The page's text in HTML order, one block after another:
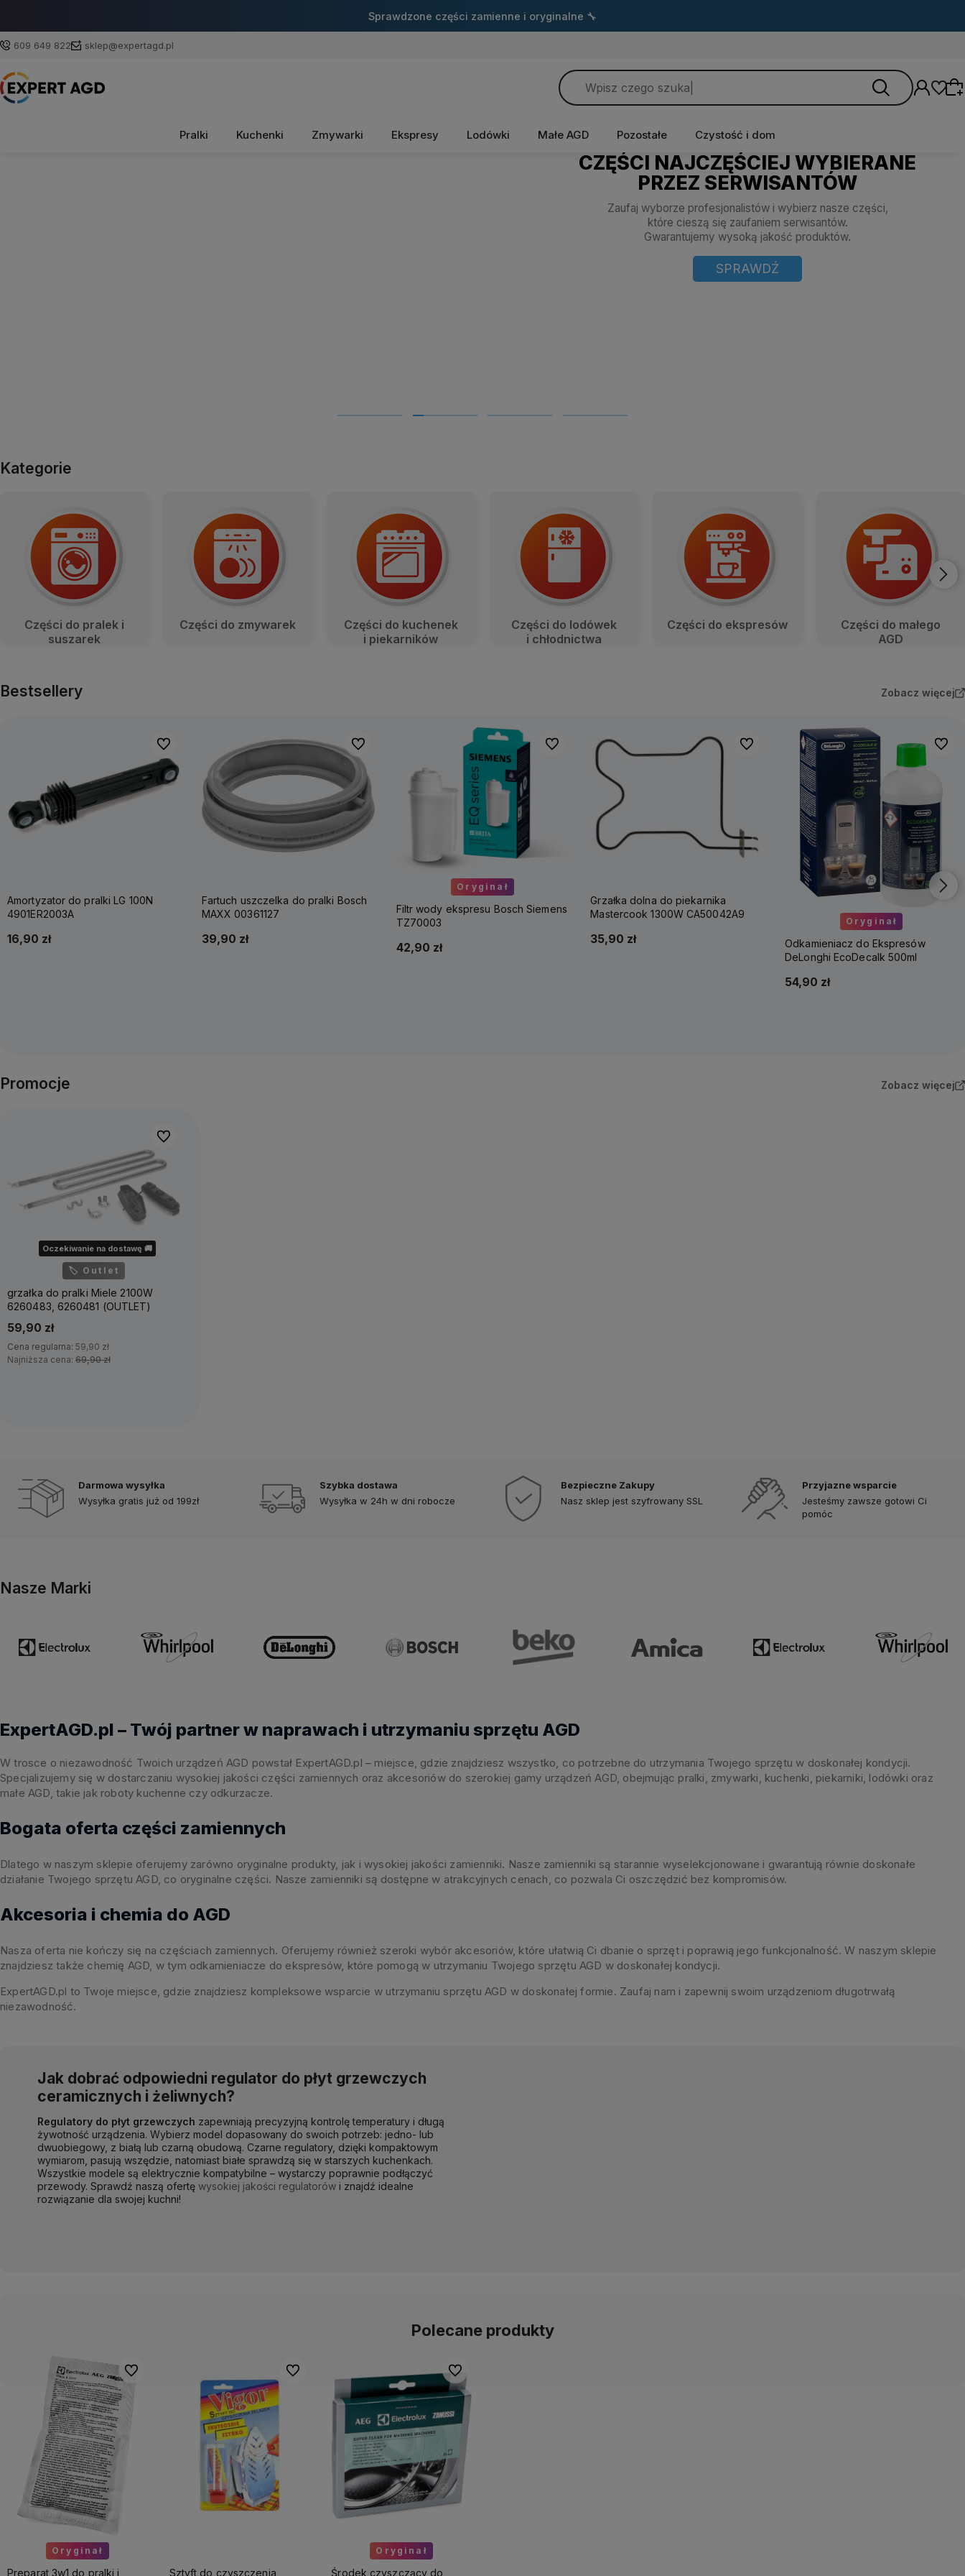
Sprawdzone części zamienne i oryginalne 🔧
609 649 822 sklep@expertagd.pl
oferty lub zaloguj się, aby przywrócić dodane
produkty do listy z poprzedniej sesji.
Pralki Kuchenki Zmywarki Ekspresy Lodówki Małe AGD Pozostałe Czystość i dom
CZĘŚCI NAJCZĘŚCIEJ WYBIERANE
PRZEZ SERWISANTÓW
Kategorie
Czę­ści do pra­lek i
susza­rek
Czę­ści do zmy­wa­rek
Czę­ści do kuche­nek
i pie­kar­ni­ków
Czę­ści do lodó­wek
i chłod­nic­twa
Czę­ści do eks­pre­sów
Czę­ści do małego
AGD
Bestsellery Zobacz więcej
Amortyzator do pralki LG 100N
4901ER2003A
16,90 zł
Do ulubionych
Fartuch uszczelka do pralki Bosch
MAXX 00361127
39,90 zł
Do ulubionych
Oryginał
Filtr wody ekspresu Bosch Siemens
TZ70003
42,90 zł
Do ulubionych
Grzałka dolna do piekarnika
Mastercook 1300W CA50042A9
35,90 zł
Do ulubionych
Oryginał
Odkamieniacz do Ekspresów
DeLonghi EcoDecalk 500ml
54,90 zł
Do
Promocje Zobacz więcej
Oczekiwanie na dostawę 🚚
🏷 Outlet
grzałka do pralki Miele 2100W
6260483, 6260481 (OUTLET)
59,90 zł
Cena regularna: 59,90 zł
Najniższa cena: 69,90 zł
Do ulubionych
Darmowa wysyłka
Wysyłka gratis już od 199zł
Szybka dostawa
Wysyłka w 24h w dni robocze
Bezpieczne Zakupy
Nasz sklep jest szyfrowany SSL
Przyjazne wsparcie
Jesteśmy zawsze gotowi Ci
pomóc
Nasze Marki
ExpertAGD.pl – Twój partner w naprawach i utrzymaniu sprzętu AGD
W trosce o niezawodność Twoich urządzeń AGD powstał ExpertAGD.pl – miejsce, gdzie znajdziesz wszystko, co potrzebne do utrzymania Twojego sprzętu w doskonałej kondycji.
Specjalizujemy się w dostarczaniu wysokiej jakości części zamiennych oraz akcesoriów do szerokiej gamy urządzeń AGD, obejmując pralki, zmywarki, kuchenki, piekarniki, lodówki oraz
małe AGD, takie jak roboty kuchenne czy odkurzacze.
Bogata oferta części zamiennych
Dlatego w naszym sklepie oferujemy zarówno oryginalne produkty, jak i wysokiej jakości zamienniki. Nasze zamienniki są starannie wyselekcjonowane i gwarantują równie doskonałe
działanie Twojego sprzętu AGD, co oryginalne części. Nasze zamienniki są dostępne w atrakcyjnych cenach, co pozwala Ci oszczędzić bez kompromisów.
Akcesoria i chemia do AGD
Nasza oferta nie kończy się na częściach zamiennych. Oferujemy również szeroki wybór akcesoriów, które ułatwią Ci dbanie o sprzęt i poprawią jego funkcjonalność. W naszym sklepie
znajdziesz także chemię AGD, w tym odkamieniacze do ekspresów, które pomogą w utrzymaniu Twojego sprzętu AGD w doskonałej kondycji.
ExpertAGD.pl to Twoje miejsce, gdzie znajdziesz kompleksowe wsparcie w utrzymaniu sprzętu AGD w doskonałej formie. Zaufaj nam i zapewnij swoim urządzeniom długotrwałą
niezawodność.
Jak dobrać odpowiedni regulator do płyt grzewczych
ceramicznych i żeliwnych?
Regulatory do płyt grzewczych zapewniają precyzyjną kontrolę temperatury i długą
żywotność urządzenia. Wybierz model dopasowany do swoich potrzeb: jedno- lub
dwuobiegowy, z białą lub czarną obudową. Czarne regulatory, dzięki kompaktowym
wymiarom, pasują wszędzie, natomiast białe sprawdzą się w starszych kuchenkach.
Wszystkie modele są elektrycznie kompatybilne – wystarczy poprawnie podłączyć
przewody. Sprawdź naszą ofertę wysokiej jakości regulatorów i znajdź idealne
rozwiązanie dla swojej kuchni!
Polecane produkty
Oryginał
Preparat 3w1 do pralki i
Do ulubionych
Sztyft do czyszczenia
Do ulubionych
Oryginał
Środek czyszczący do
Do ulubionych